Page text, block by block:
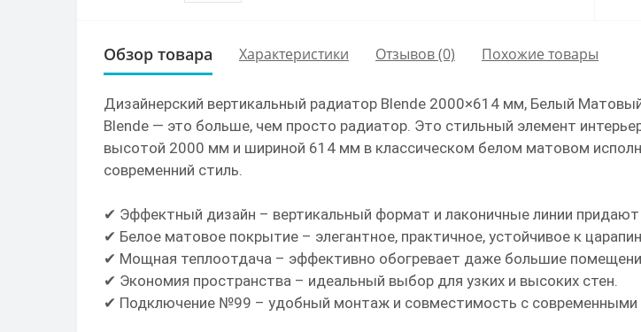
Обзор товара Характеристики Отзывов (0) Похожие товары
Дизайнерский вертикальный радиатор Blende 2000×614 мм, Белый
Blende — это больше, чем просто радиатор. Это стильный элемент
высотой 2000 мм и шириной 614 мм в классическом белом матовом
современний стиль.
✔ Эффектный дизайн – вертикальный формат и лаконичные линии
✔ Белое матовое покрытие – элегантное, практичное, устойчивое к
✔ Мощная теплоотдача – эффективно обогревает даже большие
✔ Экономия пространства – идеальный выбор для узких и высоких стен.
✔ Подключение №99 – удобный монтаж и совместимость с современными